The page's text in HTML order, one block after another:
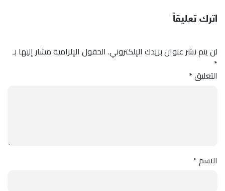
اترك تعليقاً
لن يتم نشر عنوان بريدك الإلكتروني. الحقول الإلزامية مشار إليها بـ
*
التعليق*
الاسم*